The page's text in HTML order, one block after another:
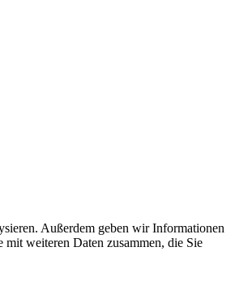
Außerdem geben wir Informationen
weiteren Daten zusammen, die Sie